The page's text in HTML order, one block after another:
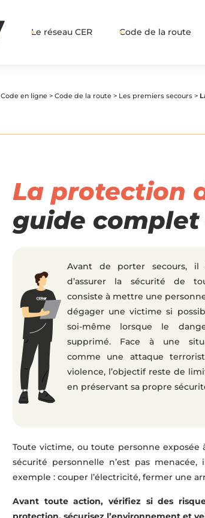
Le réseau CER Code de la route
Code en ligne > Code de la route > Les premiers secours >
La protection
guide
Avant de porter secours, il
d’assurer la sécurité de
consiste à mettre une
dégager une victime si
soi-même lorsque le
supprimé. Face à une
comme une attaque
violence, l’objectif reste de
en préservant sa propre
Toute victime, ou toute personne
sécurité personnelle n’est pas
exemple : couper l’électricité, fermer une
Avant toute action, vérifiez si des